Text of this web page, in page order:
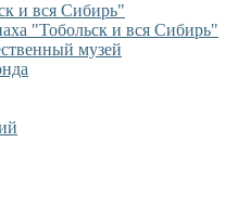
и вся Сибирь"
"Тобольск и вся Сибирь"
музей